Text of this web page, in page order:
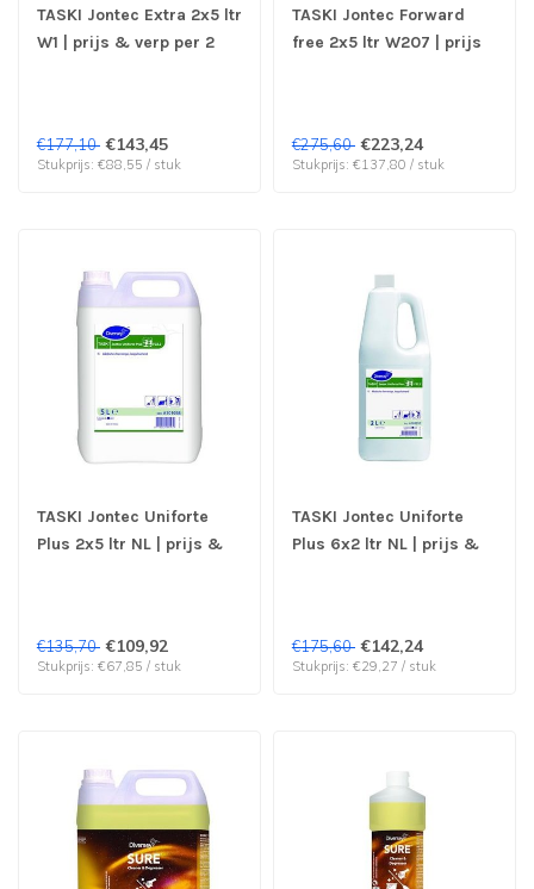
TASKI Jontec Extra 2x5 ltr
W1 | prijs & verp per 2
€177,10 €143,45
Stukprijs: €88,55 / stuk
TASKI Jontec Forward
free 2x5 ltr W207 | prijs
€275,60 €223,24
Stukprijs: €137,80 / stuk
TASKI Jontec Uniforte
Plus 2x5 ltr NL | prijs &
€135,70 €109,92
Stukprijs: €67,85 / stuk
TASKI Jontec Uniforte
Plus 6x2 ltr NL | prijs &
€175,60 €142,24
Stukprijs: €29,27 / stuk